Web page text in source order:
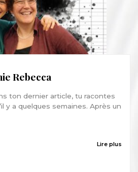
Rebecca
ton dernier article, tu racontes
y a quelques semaines. Après un
Lire plus